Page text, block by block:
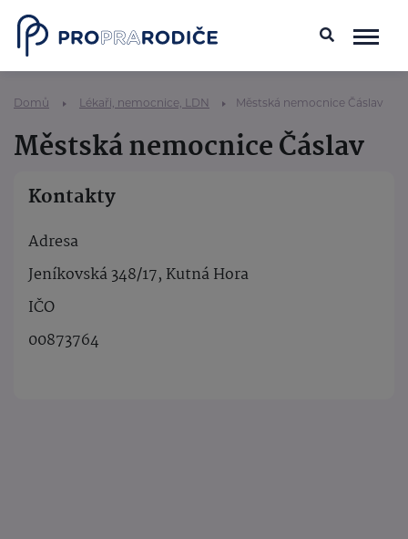
Domů Lékaři, nemocnice, LDN Městská nemocnice Čáslav
Městská nemocnice Čáslav
Kontakty
Adresa
Jeníkovská 348/17, Kutná Hora
IČO
00873764